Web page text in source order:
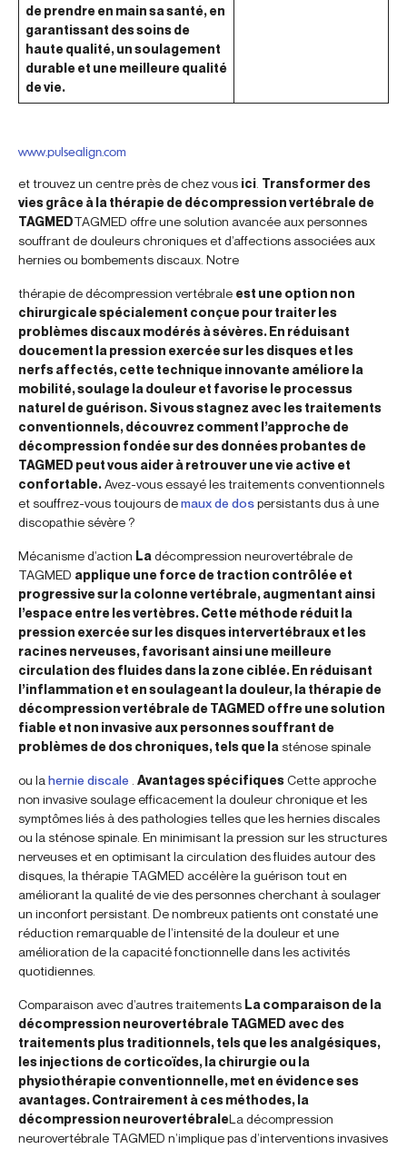
de prendre en main sa santé, en
garantissant des soins de
haute qualité, un soulagement
durable et une meilleure qualité
de vie.
www.pulsealign.com
et trouvez un centre près de chez vous ici Transformer des
vies grâce à la thérapie de décompression vertébrale de
TAGMEDTAGMED offre une solution avancée aux personnes
souffrant de douleurs chroniques et d’affections associées aux
hernies ou bombements discaux. Notre
thérapie de décompression vertébrale est une option non
chirurgicale spécialement conçue pour traiter les
problèmes discaux modérés à sévères. En réduisant
doucement la pression exercée sur les disques et les
nerfs affectés, cette technique innovante améliore la
mobilité, soulage la douleur et favorise le processus
naturel de guérison. Si vous stagnez avec les traitements
conventionnels, découvrez comment l’approche de
décompression fondée sur des données probantes de
TAGMED peut vous aider à retrouver une vie active et
confortable.Avez-vous essayé les traitements conventionnels
et souffrez-vous toujours demaux de dospersistants dus à une
discopathie sévère ?
Mécanisme d’action La décompression neurovertébrale de
TAGMED applique une force de traction contrôlée et
progressive sur la colonne vertébrale, augmentant ainsi
l’espace entre les vertèbres. Cette méthode réduit la
pression exercée sur les disques intervertébraux et les
racines nerveuses, favorisant ainsi une meilleure
circulation des fluides dans la zone ciblée. En réduisant
l’inflammation et en soulageant la douleur, la thérapie de
décompression vertébrale de TAGMED offre une solution
fiable et non invasive aux personnes souffrant de
problèmes de dos chroniques, tels que la sténose spinale
ou la hernie discale Avantages spécifiquesCette approche
non invasive soulage efficacement la douleur chronique et les
symptômes liés à des pathologies telles que les hernies discales
ou la sténose spinale. En minimisant la pression sur les structures
nerveuses et en optimisant la circulation des fluides autour des
disques, la thérapie TAGMED accélère la guérison tout en
améliorant la qualité de vie des personnes cherchant à soulager
un inconfort persistant. De nombreux patients ont constaté une
réduction remarquable de l’intensité de la douleur et une
amélioration de la capacité fonctionnelle dans les activités
quotidiennes.
Comparaison avec d’autres traitements La comparaison de la
décompression neurovertébrale TAGMED avec des
traitements plus traditionnels, tels que les analgésiques,
les injections de corticoïdes, la chirurgie ou la
physiothérapie conventionnelle, met en évidence ses
avantages. Contrairement à ces méthodes, la
décompression neurovertébraleLa décompression
neurovertébrale TAGMED n’implique pas d’interventions invasives